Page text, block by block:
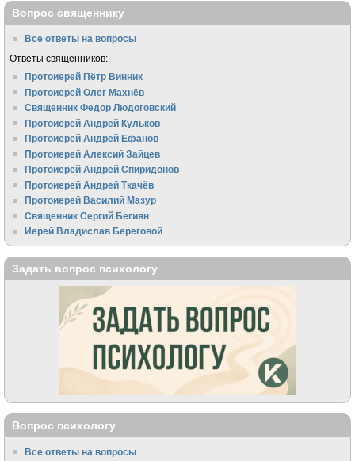
Вопрос священнику
Все ответы на вопросы
Ответы священников:
Протоиерей Пётр Винник
Протоиерей Олег Махнёв
Священник Федор Людоговский
Протоиерей Андрей Кульков
Протоиерей Андрей Ефанов
Протоиерей Алексий Зайцев
Протоиерей Андрей Спиридонов
Протоиерей Андрей Ткачёв
Протоиерей Василий Мазур
Священник Сергий Бегиян
Иерей Владислав Береговой
Задать вопрос психологу
Вопрос психологу
Все ответы на вопросы